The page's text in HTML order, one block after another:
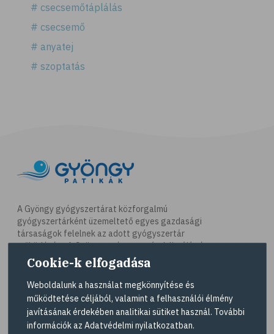
# csecsemőtáplálás
# csecsemő
# anyatej
# szoptatás
A Gyöngy gyógyszertárat közforgalmú
gyógyszertárként üzemeltető egyes gazdasági
társaságok felelnek az adott gyógyszertár
működésért. A Gyöngy gyógyszertárak listáját és
elérhetőségeit a Gyógyszertár kereső
tekintheti meg.
Navigáció
Akciós termékek
Cookie-k elfogadása
Weboldalunk a használat megkönnyítése és
működtetése céljából, valamint a felhasználói élmény
javításának érdekében analitikai sütiket használ. További
információk az Adatvédelmi nyilatkozatban.